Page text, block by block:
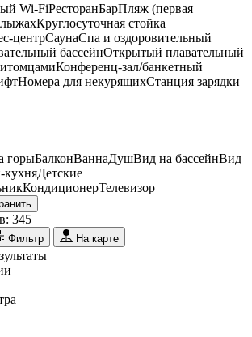
Wi-FiРесторанБарПляж (первая
Круглосуточная стойка
центрСаунаСпа и оздоровительный
бассейнОткрытый плавательный
Конференц-зал/банкетный
Номера для некурящихCтанция зарядки
горыБалконВаннаДушВид на бассейнВид
Детские
КондиционерТелевизор
345
Фильтр На карте